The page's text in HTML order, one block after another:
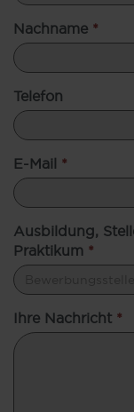
Nachname *
Telefon
E-Mail *
Ausbildung,
Praktikum *
Ihre Nachricht *